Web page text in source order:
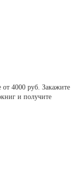
от 4000 руб. Закажите
и получите